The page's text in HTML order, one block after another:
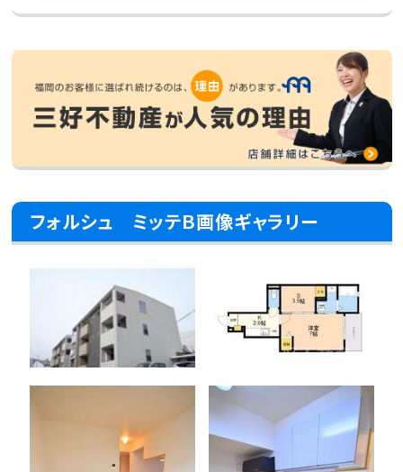
フォルシュ ミッテＢ画像ギャラリー